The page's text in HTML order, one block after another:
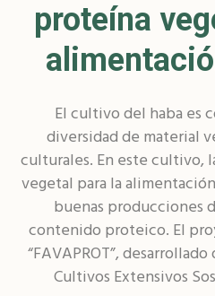
proteína
El cultivo del haba es
diversidad de material
culturales. En este cultivo,
vegetal para la
buenas producciones
contenido proteico. El
“FAVAPROT”,
Cultivos Extensivos